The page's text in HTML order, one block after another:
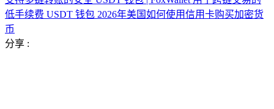
低手续费 USDT 钱包 2026年美国如何使用信用卡购买加密货
币
分享 :